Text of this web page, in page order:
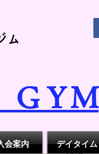
ム
ＧＹＭ
会案内 デイタイム